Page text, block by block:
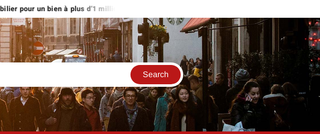
bien à plus d’1 million d’euros ?